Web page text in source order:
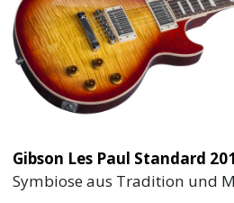
Gibson Les Paul Standard
Symbiose aus Tradition und